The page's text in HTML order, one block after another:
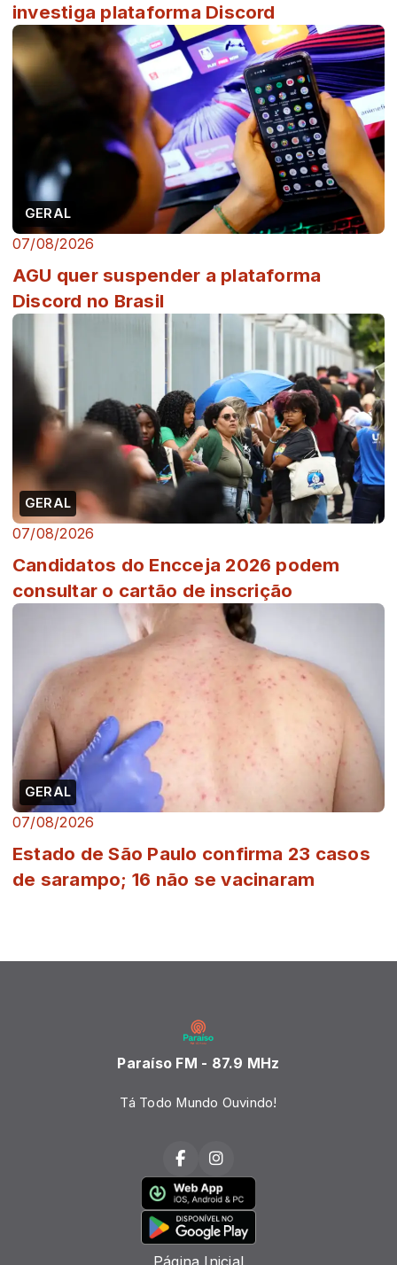
investiga plataforma Discord
GERAL
07/08/2026
AGU quer suspender a plataforma
Discord no Brasil
GERAL
07/08/2026
Candidatos do Encceja 2026 podem
consultar o cartão de inscrição
GERAL
07/08/2026
Estado de São Paulo confirma 23 casos
de sarampo; 16 não se vacinaram
Paraíso FM - 87.9 MHz
Tá Todo Mundo Ouvindo!